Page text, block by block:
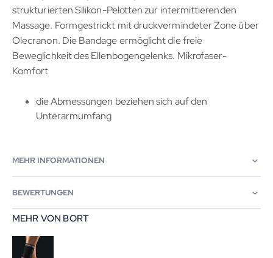
strukturierten Silikon-Pelotten zur intermittierenden
Massage. Formgestrickt mit druckvermindeter Zone über
Olecranon. Die Bandage ermöglicht die freie
Beweglichkeit des Ellenbogengelenks. Mikrofaser-
Komfort
die Abmessungen beziehen sich auf den
Unterarmumfang
MEHR INFORMATIONEN
BEWERTUNGEN
MEHR VON BORT